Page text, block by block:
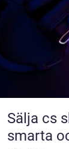
Sälja cs skins
smarta